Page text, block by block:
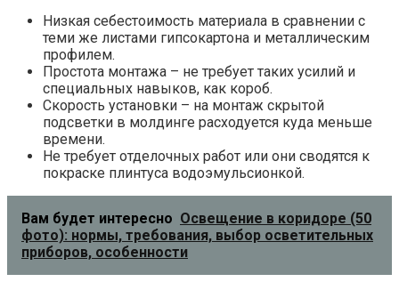
Низкая себестоимость материала в сравнении с
теми же листами гипсокартона и металлическим
профилем.
Простота монтажа – не требует таких усилий и
специальных навыков, как короб.
Скорость установки – на монтаж скрытой
подсветки в молдинге расходуется куда меньше
времени.
Не требует отделочных работ или они сводятся к
покраске плинтуса водоэмульсионкой.
Вам будет интересно Освещение в коридоре (50
фото): нормы, требования, выбор осветительных
приборов, особенности